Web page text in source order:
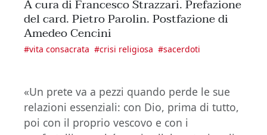
A cura di Francesco Strazzari. Prefazione
del card. Pietro Parolin. Postfazione di
Amedeo Cencini
#vita consacrata #crisi religiosa #sacerdoti
«Un prete va a pezzi quando perde le sue
relazioni essenziali: con Dio, prima di tutto,
poi con il proprio vescovo e con i